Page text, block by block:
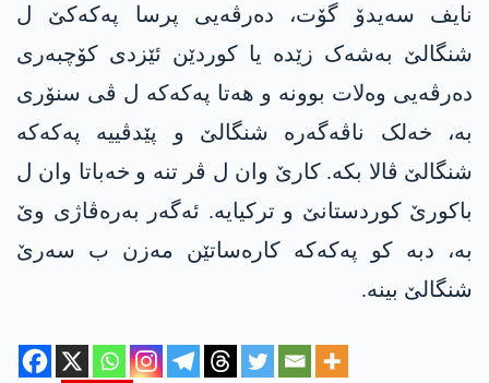
نایف سەیدۆ گۆت، دەرڤەیی پرسا پەکەکێ ل
شنگالێ بەشەک زێدە یا کوردێن ئێزدی کۆچبەری
دەرڤەیی وەلات بوونە و ھەتا پەکەکە ل ڤی سنۆری
بە، خەلک ناڤەگەرە شنگالێ و پێدڤییە پەکەکە
شنگالێ ڤالا بکە. کارێ وان ل ڤر تنە و خەباتا وان ل
باکورێ کوردستانێ و ترکیایە. ئەگەر بەرەڤاژی وێ
بە، دبە کو پەکەکە کارەساتێن مەزن ب سەرێ
شنگالێ بینە.